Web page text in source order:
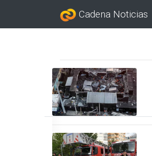
Cadena Noticias